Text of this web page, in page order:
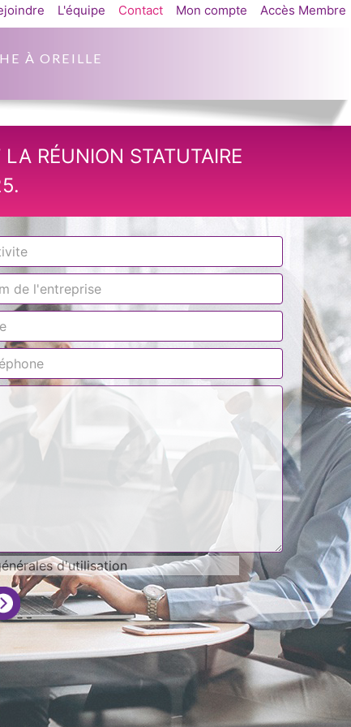
À OREILLE
L'équipe Contact Mon compte Accès Membre
RÉUNION STATUTAIRE
d'utilisation